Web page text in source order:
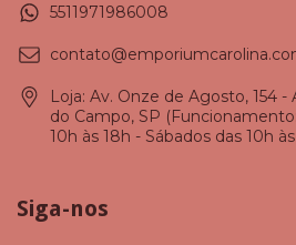
5511971986008
Loja: Av. Onze de Agosto, 154 -
do Campo, SP
10h às 18h - Sábados das 10h às
Siga-nos